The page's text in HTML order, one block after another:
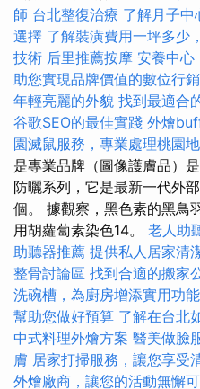
師 台北整復治療 了解月子中
選擇 了解裝潢費用一坪多少
技術 后里推薦按摩 安養中心
助您實現品牌價值的數位行
年輕亮麗的外貌 找到最適合
谷歌SEO的最佳實踐 外燴
園滅鼠服務，專業處理桃園
是專業品牌（圖像護膚品）
防曬系列，它是最新一代外
個。 據觀察，黑色素的黑鳥
用胡蘿蔔素染色14。 老人助
助聽器推薦 提供私人居家清
整骨討論區 找到合適的搬家
洗碗槽，為廚房增添實用功能
幫助您做好預算 了解在台北
中式料理外燴方案 醫美做臉
膚 居家打掃服務，讓您享受
外燴廠商，讓您的活動無懈